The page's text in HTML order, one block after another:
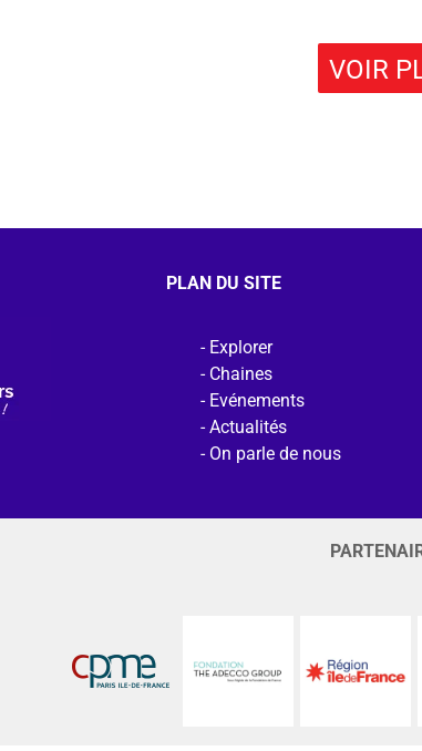
VOIR
PLAN DU SITE
Explorer
Chaines
Evénements
Actualités
On parle de nous